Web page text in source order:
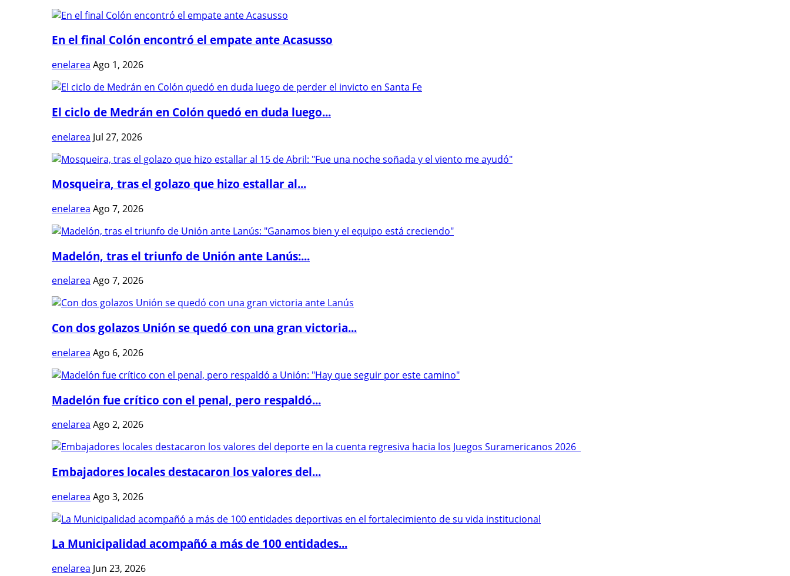
En el final Colón encontró el empate ante Acasusso
enelarea Ago 1, 2026
El ciclo de Medrán en Colón quedó en duda luego...
enelarea Jul 27, 2026
Mosqueira, tras el golazo que hizo estallar al...
enelarea Ago 7, 2026
Madelón, tras el triunfo de Unión ante Lanús:...
enelarea Ago 7, 2026
Con dos golazos Unión se quedó con una gran victoria...
enelarea Ago 6, 2026
Madelón fue crítico con el penal, pero respaldó...
enelarea Ago 2, 2026
Embajadores locales destacaron los valores del...
enelarea Ago 3, 2026
La Municipalidad acompañó a más de 100 entidades...
enelarea Jun 23, 2026